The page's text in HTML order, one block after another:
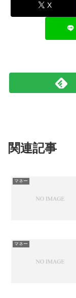
X
関連記事
マネー
マネー